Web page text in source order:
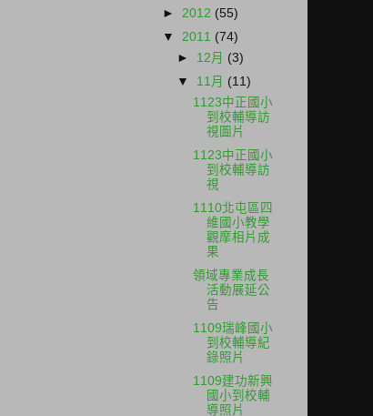
► 2012 (55)
▼ 2011 (74)
► 12月 (3)
▼ 11月 (11)
1123中正國小
到校輔導訪
視圖片
1123中正國小
到校輔導訪
視
1110北屯區四
維國小教學
觀摩相片成
果
領域專業成長
活動展延公
告
1109瑞峰國小
到校輔導紀
錄照片
1109建功新興
國小到校輔
導照片